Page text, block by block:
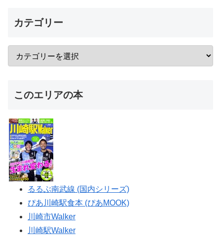
カテゴリー
このエリアの本
るるぶ南武線 (国内シリーズ)
ぴあ川崎駅食本 (ぴあMOOK)
川崎市Walker
川崎駅Walker